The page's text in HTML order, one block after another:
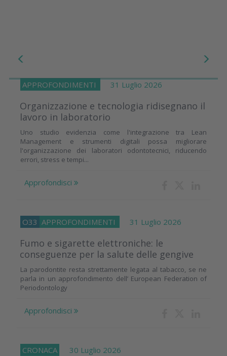
APPROFONDIMENTI 31 Luglio 2026
Organizzazione e tecnologia ridisegnano il
lavoro in laboratorio
Uno studio evidenzia come l'integrazione tra Lean
Management e strumenti digitali possa migliorare
l'organizzazione dei laboratori odontotecnici, riducendo
errori, stress e tempi...
Approfondisci
O33 APPROFONDIMENTI 31 Luglio 2026
Fumo e sigarette elettroniche: le
conseguenze per la salute delle gengive
La parodontite resta strettamente legata al tabacco, se ne
parla in un approfondimento dell’ European Federation of
Periodontology
Approfondisci
CRONACA 30 Luglio 2026